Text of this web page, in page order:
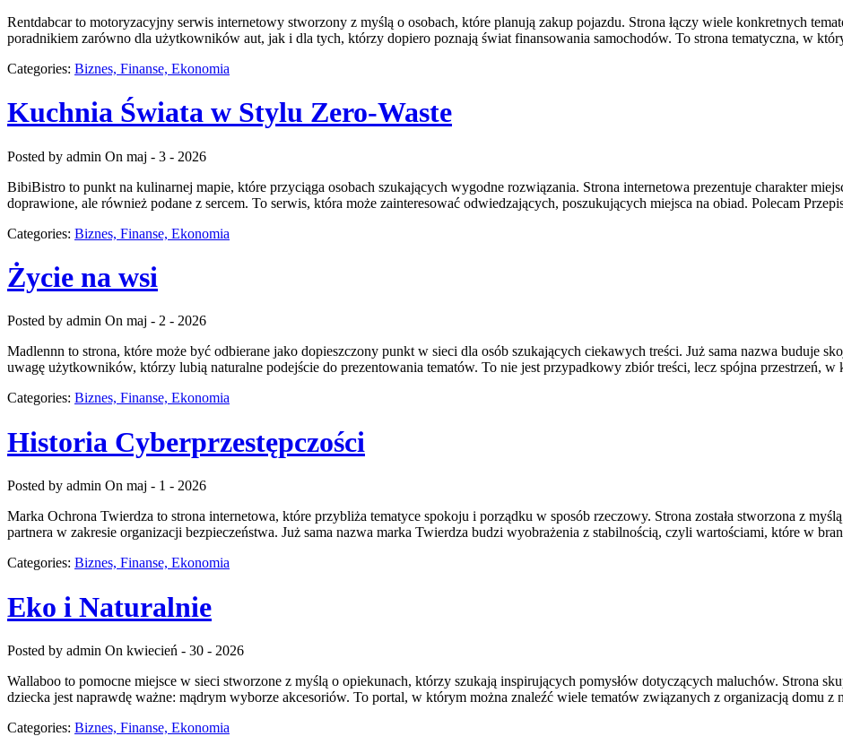
Rentdabcar to motoryzacyjny serwis internetowy stworzony z myślą o osobach, które planują zakup pojazdu. Strona łączy wiele konkretnych
poradnikiem zarówno dla użytkowników aut, jak i dla tych, którzy dopiero poznają świat finansowania samochodów. To strona tematyczna, w
Categories: Biznes, Finanse, Ekonomia
Kuchnia Świata w Stylu Zero-Waste
Posted by admin On maj - 3 - 2026
BibiBistro to punkt na kulinarnej mapie, które przyciąga osobach szukających wygodne rozwiązania. Strona internetowa prezentuje charakter
doprawione, ale również podane z sercem. To serwis, która może zainteresować odwiedzających, poszukujących miejsca na obiad. Polecam
Categories: Biznes, Finanse, Ekonomia
Życie na wsi
Posted by admin On maj - 2 - 2026
Madlennn to strona, które może być odbierane jako dopieszczony punkt w sieci dla osób szukających ciekawych treści. Już sama nazwa buduje
uwagę użytkowników, którzy lubią naturalne podejście do prezentowania tematów. To nie jest przypadkowy zbiór treści, lecz spójna przestrzeń, w
Categories: Biznes, Finanse, Ekonomia
Historia Cyberprzestępczości
Posted by admin On maj - 1 - 2026
Marka Ochrona Twierdza to strona internetowa, które przybliża tematyce spokoju i porządku w sposób rzeczowy. Strona została stworzona z
partnera w zakresie organizacji bezpieczeństwa. Już sama nazwa marka Twierdza budzi wyobrażenia z stabilnością, czyli wartościami, które w
Categories: Biznes, Finanse, Ekonomia
Eko i Naturalnie
Posted by admin On kwiecień - 30 - 2026
Wallaboo to pomocne miejsce w sieci stworzone z myślą o opiekunach, którzy szukają inspirujących pomysłów dotyczących maluchów. Strona
dziecka jest naprawdę ważne: mądrym wyborze akcesoriów. To portal, w którym można znaleźć wiele tematów związanych z organizacją domu z
Categories: Biznes, Finanse, Ekonomia